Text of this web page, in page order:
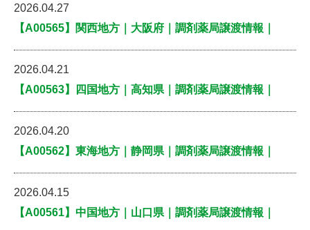
2026.04.27
【A00565】関西地方｜大阪府｜調剤薬局譲渡情報｜
2026.04.21
【A00563】四国地方｜高知県｜調剤薬局譲渡情報｜
2026.04.20
【A00562】東海地方｜静岡県｜調剤薬局譲渡情報｜
2026.04.15
【A00561】中国地方｜山口県｜調剤薬局譲渡情報｜